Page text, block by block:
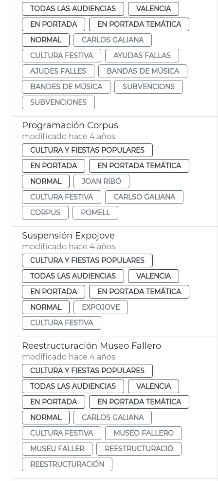
TODAS LAS AUDIENCIAS
VALENCIA
EN PORTADA
EN PORTADA TEMÁTICA
NORMAL
CARLOS GALIANA
CULTURA FESTIVA
AYUDAS FALLAS
AJUDES FALLES
BANDAS DE MÚSICA
BANDES DE MÚSICA
SUBVENCIONS
SUBVENCIONES
Programación Corpus
modificado hace 4 años
CULTURA Y FIESTAS POPULARES
EN PORTADA
EN PORTADA TEMÁTICA
NORMAL
JOAN RIBÓ
CULTURA FESTIVA
CARLSO GALIANA
CORPUS
POMELL
Suspensión Expojove
modificado hace 4 años
CULTURA Y FIESTAS POPULARES
TODAS LAS AUDIENCIAS
VALENCIA
EN PORTADA
EN PORTADA TEMÁTICA
NORMAL
EXPOJOVE
CULTURA FESTIVA
Reestructuración Museo Fallero
modificado hace 4 años
CULTURA Y FIESTAS POPULARES
TODAS LAS AUDIENCIAS
VALENCIA
EN PORTADA
EN PORTADA TEMÁTICA
NORMAL
CARLOS GALIANA
CULTURA FESTIVA
MUSEO FALLERO
MUSEU FALLER
REESTRUCTURACIÓ
REESTRUCTURACIÓN